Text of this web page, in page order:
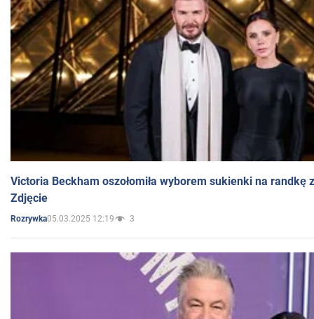
Victoria Beckham oszołomiła wyborem sukienki na randkę
Zdjęcie
Rozrywka05.03.2025 12:19 3